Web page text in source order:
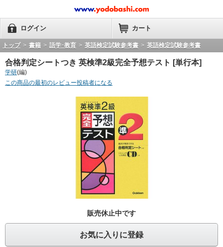
ログイン カート
トップ > 書籍 > 語学･教育 > 英語検定試験参考書 > 英語検定試験参考書
合格判定シートつき 英検準2級完全予想テスト [単行本]
学研(編)
この商品の最初のレビュー投稿者になる
販売休止中です
お気に入りに登録